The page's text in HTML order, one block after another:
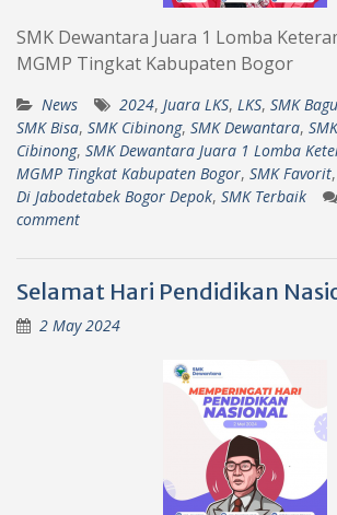
SMK Dewantara Juara 1 Lomba
MGMP Tingkat Kabupaten Bogor
News 2024, Juara LKS, LKS, SMK
SMK Bisa, SMK Cibinong, SMK Dewantara,
Cibinong, SMK Dewantara Juara 1 Lomba
MGMP Tingkat Kabupaten Bogor, SMK Favorit,
Di Jabodetabek Bogor Depok, SMK Terbaik
comment
Selamat Hari Pendidikan
2 May 2024